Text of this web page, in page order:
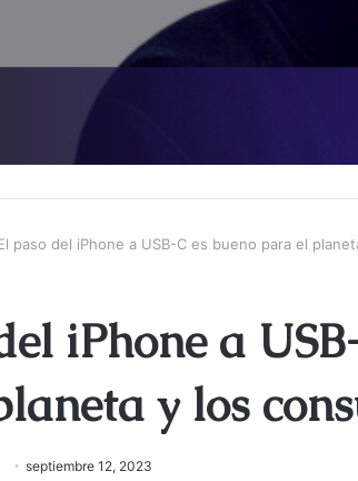
paso del iPhone a USB-C es bueno para el
iPhone a
y los
septiembre 12, 2023